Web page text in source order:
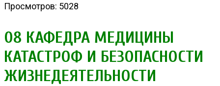
Просмотров: 5028
08 КАФЕДРА МЕДИЦИНЫ
КАТАСТРОФ И БЕЗОПАСНОСТИ
ЖИЗНЕДЕЯТЕЛЬНОСТИ